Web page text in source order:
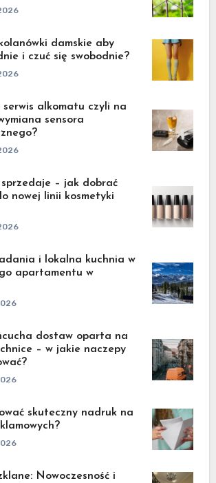
damskie aby
i czuć się swobodnie?
serwis alkomatu czyli na
sensora
– jak dobrać
nowej linii kosmetyki
i lokalna kuchnia w
apartamentu w
dostaw oparta na
– w jakie naczepy
skuteczny nadruk na
Nowoczesność i